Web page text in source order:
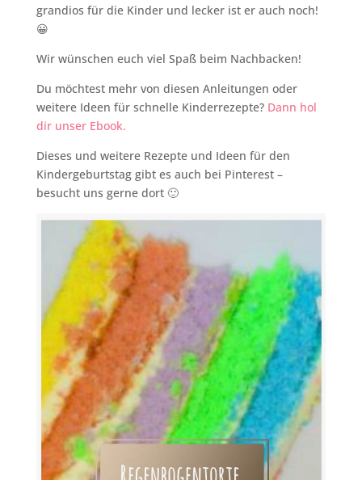
grandios für die Kinder und lecker ist er auch noch!
😀
Wir wünschen euch viel Spaß beim Nachbacken!
Du möchtest mehr von diesen Anleitungen oder
weitere Ideen für schnelle Kinderrezepte? Dann hol
dir unser Ebook.
Dieses und weitere Rezepte und Ideen für den
Kindergeburtstag gibt es auch bei Pinterest –
besucht uns gerne dort 🙂